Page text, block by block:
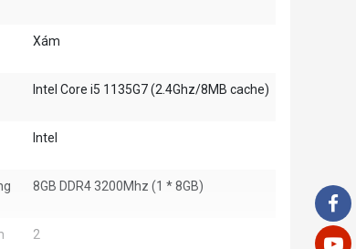
Xám
Intel Core i5 1135G7 (2.4Ghz/8MB cache)
Intel
8GB DDR4 3200Mhz (1 * 8GB)
2